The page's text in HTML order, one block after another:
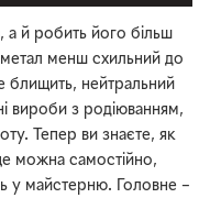
а й робить його більш
метал менш схильний до
блищить, нейтральний
вироби з родіюванням,
Тепер ви знаєте, як
можна самостійно,
у майстерню. Головне –